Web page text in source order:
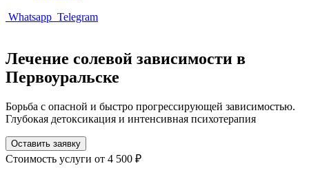
Whatsapp Telegram
Лечение солевой зависимости в
Первоуральске
Борьба с опасной и быстро прогрессирующей зависимостью.
Глубокая детоксикация и интенсивная психотерапия
Оставить заявку
Стоимость услуги от 4 500 ₽